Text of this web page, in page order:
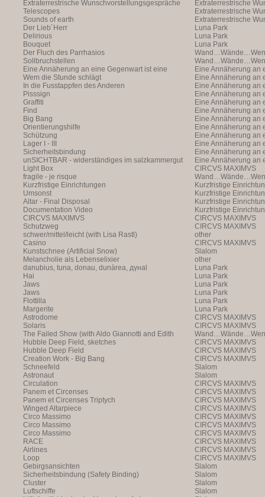
Extraterrestrische Wunschvorstellungsgespräche
Extraterrestrische
(with Markus Hofer)
Telescopes
Extraterrestrische
(with Markus Hofer)
Sounds of earth
Extraterrestrische
(with Markus Hofer)
Der Lieb´Herr
Luna Park
Delirious
Luna Park
Bouquet
Luna Park
Der Fluch des Parrhasios
Sollbruchstellen
Eine Annäherung an eine Gegenwart ist eine
Annäherung an eine Ann
Eine Annäherung an
Annäherung an eine
Vergangenheit ist
Wem die Stunde schlägt
Eine Annäherung an
Annäherung an eine
Vergangenheit ist
In die Fusstappfen des Anderen
Eine Annäherung an
Annäherung
Pisssign
Eine Annäherung an
Annäherung an eine
Vergangenheit ist
Graffiti
Eine Annäherung an
Annäherung an eine
Vergangenheit ist
Find
Eine Annäherung an
Annäherung an eine
Vergangenheit ist
Big Bang
Eine Annäherung an
Annäherung an eine
Vergangenheit ist
Orientierungshilfe
Eine Annäherung an
Annäherung an eine
Vergangenheit ist
Schützung
Eine Annäherung an
Annäherung an eine
Vergangenheit ist
Lager I - III
Eine Annäherung an
Annäherung an eine
Vergangenheit ist
Sicherheitsbindung
Eine Annäherung an
Annäherung an eine
Vergangenheit ist
unSICHTBAR - widerständiges im salzkammergut
Eine Annäherung an
Annäherung
Light Box
CIRCVS MAXIMVS
fragile - je risque
Kurzfristige Einrichtungen
Kurzfristige
Umsonst
Kurzfristige
Altar - Final Disposal
Kurzfristige
Documentation Video
Kurzfristige
CIRCVS MAXIMVS
CIRCVS MAXIMVS
Schutzweg
CIRCVS MAXIMVS
schwer/mittel/leicht (with Lisa Rastl)
other
Casino
CIRCVS MAXIMVS
Kunstschnee (Artificial Snow)
Slalom
Melancholie als Lebenselixier
other
danubius, tuna, donau, dunàrea, дүнаl
Luna Park
Hai
Luna Park
Jaws
Luna Park
Jaws
Luna Park
Flottilla
Luna Park
Margerite
Luna Park
Astrodome
CIRCVS MAXIMVS
Solaris
CIRCVS MAXIMVS
The Failed Show (with Aldo Giannotti and Edith
Payer)
Hubble Deep Field, sketches
CIRCVS MAXIMVS
Hubble Deep Field
CIRCVS MAXIMVS
Creation Work - Big Bang
CIRCVS MAXIMVS
Schneefeld
Slalom
Astronaut
Slalom
Circulation
CIRCVS MAXIMVS
Panem et Circenses
CIRCVS MAXIMVS
Panem et Circenses Triptych
CIRCVS MAXIMVS
Winged Altarpiece
CIRCVS MAXIMVS
Circo Massimo
CIRCVS MAXIMVS
Circo Massimo
CIRCVS MAXIMVS
Circo Massimo
CIRCVS MAXIMVS
RACE
CIRCVS MAXIMVS
Airlines
CIRCVS MAXIMVS
Loop
CIRCVS MAXIMVS
Gebirgsansichten
Slalom
Sicherheitsbindung (Safety Binding)
Slalom
Cluster
Slalom
Luftschiffe
Slalom